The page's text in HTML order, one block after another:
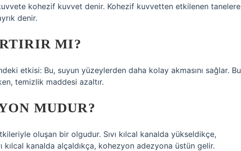
kohezif kuvvet denir. Kohezif kuvvetten etkilenen tanelere
denir.
MI?
etkisi: Bu, suyun yüzeylerden daha kolay akmasını sağlar. Bu
temizlik maddesi azaltır.
MUDUR?
oluşan bir olgudur. Sıvı kılcal kanalda yükseldikçe,
kılcal kanalda alçaldıkça, kohezyon adezyona üstün gelir.